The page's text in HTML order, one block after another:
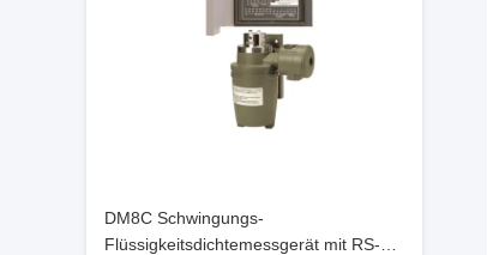
DM8C Schwingungs-
Flüssigkeitsdichtemessgerät mit RS-